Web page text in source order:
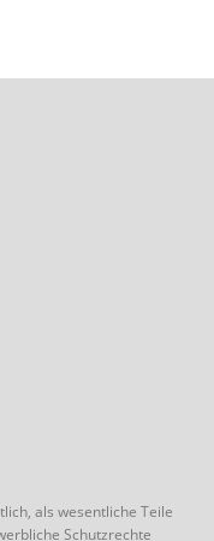
als wesentliche Teile
Schutzrechte